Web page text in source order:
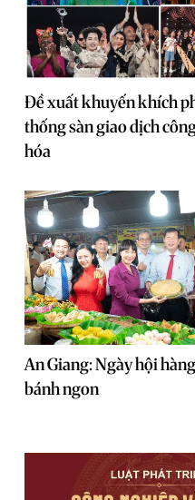
Đề xuất khuyến khích
thống sàn giao dịch
hóa
An Giang: Ngày hội
bánh ngon